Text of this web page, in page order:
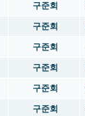
구준회
구준회
구준회
구준회
구준회
구준회